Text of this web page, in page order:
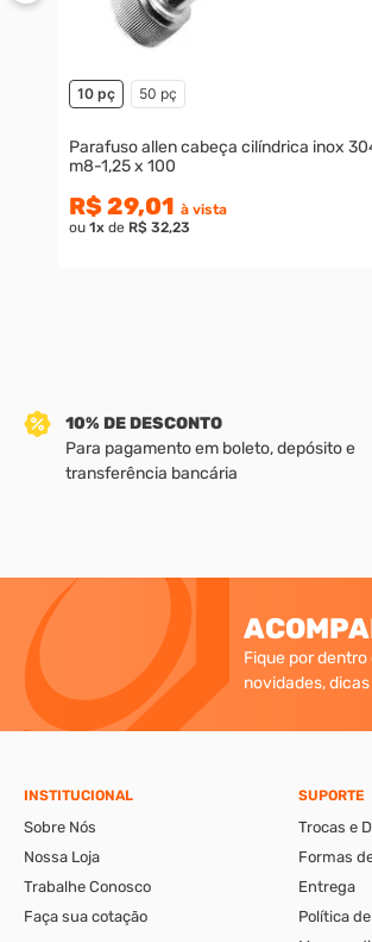
10 pç 50 pç
Parafuso allen cabeça cilíndrica inox
m8-1,25 x 100
R$ 29,01 à vista
ou 1xde R$ 32,23
10% DE DESCONTO
Para pagamento em boleto, depósito e
transferência bancária
Fique por dentro
novidades,
INSTITUCIONAL
Sobre Nós
Nossa Loja
Trabalhe Conosco
Faça sua cotação
SUPORTE
Trocas e
Formas
Entrega
Política